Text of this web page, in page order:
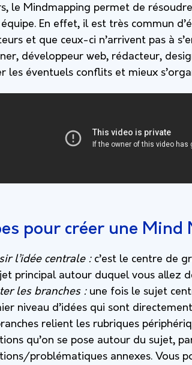
le Mindmapping permet de
En effet, il est très commun
et que ceux-ci n’arrivent pas à
développeur web, rédacteur,
les éventuels conflits et mieux
pour créer une Mind
l’idée centrale :c’est le centre de
principal autour duquel vous allez
les branches :une fois le sujet
niveau d’idées qui sont
relient les rubriques
qu’on se pose autour du sujet,
problématiques annexes. Vous